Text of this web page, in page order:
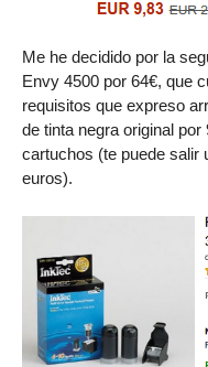
Me he decidido por la
Envy 4500 por 64€, que
requisitos que expreso
de tinta negra original
cartuchos (te puede salir
euros).